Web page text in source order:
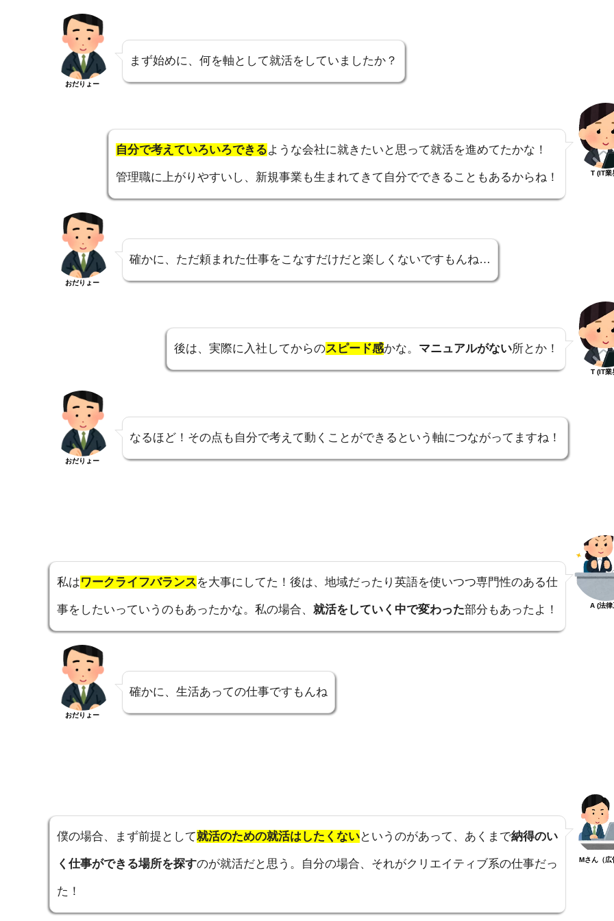
おだりょー
まず始めに、何を軸として就活をしていましたか？
自分で考えていろいろできるような会社に就きたいと思って就活を進めてたかな！
管理職に上がりやすいし、新規事業も生まれてきて自分でできることもあるからね！ T (IT業
おだりょー
確かに、ただ頼まれた仕事をこなすだけだと楽しくないですもんね…
後は、実際に入社してからのスピード感かな。 マニュアルがない所とか！
T (IT業
おだりょー
なるほど！その点も自分で考えて動くことができるという軸につながってますね！
私はワークライフバランスを大事にしてた！後は、地域だったり英語を使いつつ専門性のある仕
事をしたいっていうのもあったかな。私の場合、 就活をしていく中で変わった部分もあったよ！ A (法律
おだりょー
確かに、生活あっての仕事ですもんね
僕の場合、まず前提として就活のための就活はしたくないというのがあって、あくまで納得のい
く仕事ができる場所を探すのが就活だと思う。自分の場合、それがクリエイティブ系の仕事だっ
た！
Mさん（広